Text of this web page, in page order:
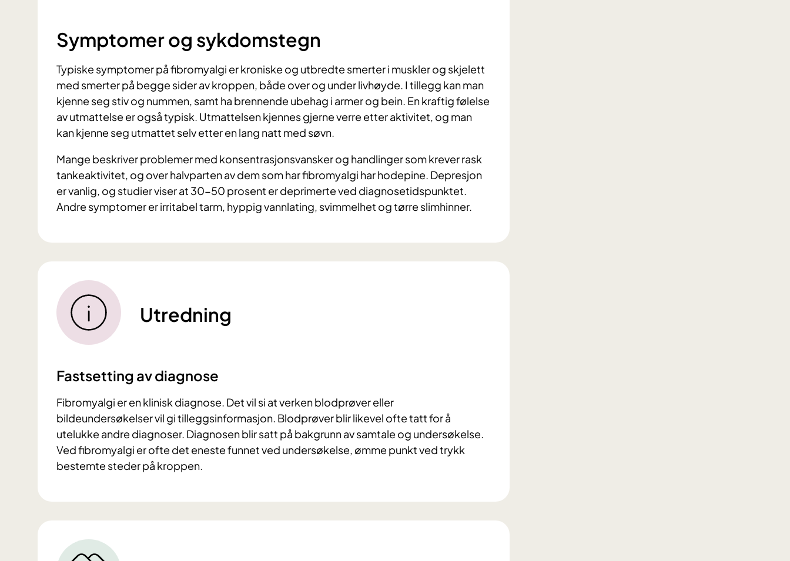
Symptomer og sykdomstegn
Typiske symptomer på fibromyalgi er kroniske og utbredte smerter i muskler og skjelett
med smerter på begge sider av kroppen, både over og under livhøyde. I tillegg kan man
kjenne seg stiv og nummen, samt ha brennende ubehag i armer og bein. En kraftig følelse
av utmattelse er også typisk. Utmattelsen kjennes gjerne verre etter aktivitet, og man
kan kjenne seg utmattet selv etter en lang natt med søvn.
Mange beskriver problemer med konsentrasjonsvansker og handlinger som krever rask
tankeaktivitet, og over halvparten av dem som har fibromyalgi har hodepine. Depresjon
er vanlig, og studier viser at 30-50 prosent er deprimerte ved diagnosetidspunktet.
Andre symptomer er irritabel tarm, hyppig vannlating, svimmelhet og tørre slimhinner.
Utredning
Fastsetting av diagnose
Fibromyalgi er en klinisk diagnose. Det vil si at verken blodprøver eller
bildeundersøkelser vil gi tilleggsinformasjon. Blodprøver blir likevel ofte tatt for å
utelukke andre diagnoser. Diagnosen blir satt på bakgrunn av samtale og undersøkelse.
Ved fibromyalgi er ofte det eneste funnet ved undersøkelse, ømme punkt ved trykk
bestemte steder på kroppen.